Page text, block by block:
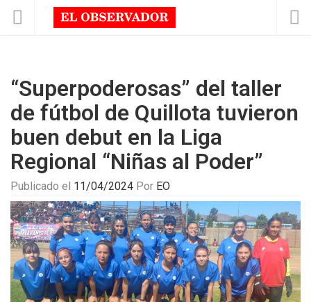
“Superpoderosas” del taller
de fútbol de Quillota tuvieron
buen debut en la Liga
Regional “Niñas al Poder”
Publicado el 11/04/2024 Por EO